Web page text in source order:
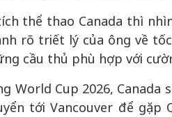
thể thao Canada thì
rõ triết lý của ông về
cầu thủ phù hợp với
World Cup 2026,
tới Vancouver để gặp